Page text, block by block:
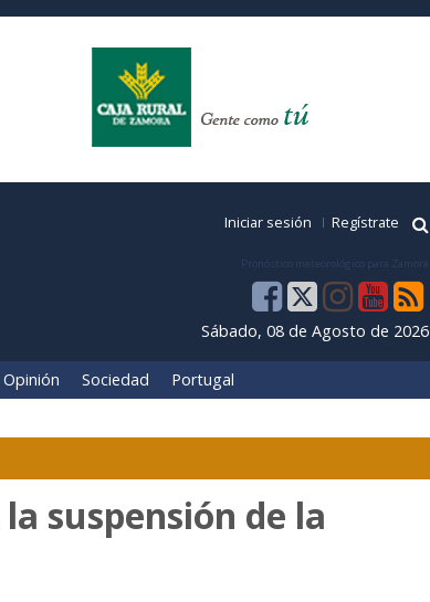
Iniciar sesión Regístrate
Pronóstico meteorológico para Zamora
Sábado, 08 de Agosto de 2026
Opinión Sociedad Portugal
suspensión de la